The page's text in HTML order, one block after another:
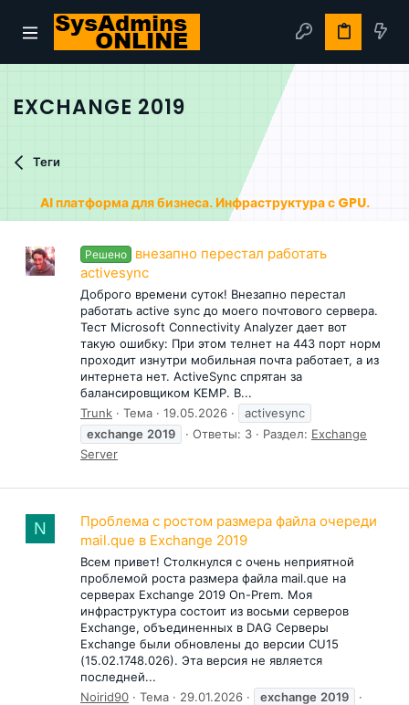
EXCHANGE 2019
Теги
AI платформа для бизнеса. Инфраструктура с GPU.
Решено
внезапно перестал работать
activesync
Доброго времени суток! Внезапно перестал
работать active sync до моего почтового сервера.
Тест Microsoft Connectivity Analyzer дает вот
такую ошибку: При этом телнет на 443 порт норм
проходит изнутри мобильная почта работает, а из
интернета нет. ActiveSync спрятан за
балансировщиком KEMP. В...
Trunk
Тема 19.05.2026
activesync
exchange 2019 Ответы: 3 Раздел: Exchange
Server
N
Проблема с ростом размера файла очереди
mail.que в Exchange 2019
Всем привет! Cтолкнулся с очень неприятной
проблемой роста размера файла mail.que на
серверах Exchange 2019 On-Prem. Моя
инфраструктура состоит из восьми серверов
Exchange, объединенных в DAG Серверы
Exchange были обновлены до версии CU15
(15.02.1748.026). Эта версия не является
последней...
Noirid90
Тема 29.01.2026 exchange 2019